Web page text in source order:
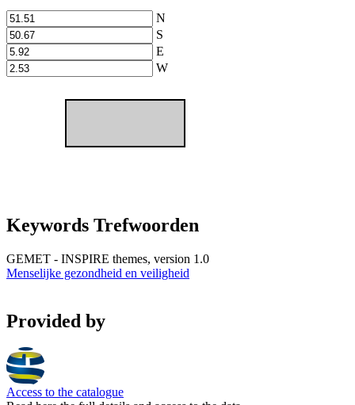
N
S
E
W
Keywords Trefwoorden
GEMET - INSPIRE themes, version 1.0
Menselijke gezondheid en veiligheid
Provided by
Access to the catalogue